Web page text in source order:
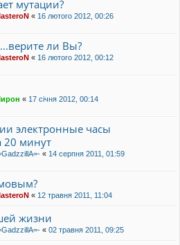
мутации?
« 16 лютого 2012, 00:26
ли Вы?
« 16 лютого 2012, 00:12
« 17 січня 2012, 00:14
электронные часы
20 минут
« 14 серпня 2011, 01:59
« 12 травня 2011, 11:04
жизни
« 02 травня 2011, 09:25